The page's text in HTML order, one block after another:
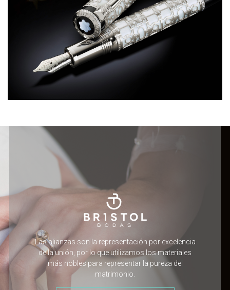
Las alianzas son la representación por excelencia
de la unión, por lo que utilizamos los materiales
más nobles para representar la pureza del
matrimonio.